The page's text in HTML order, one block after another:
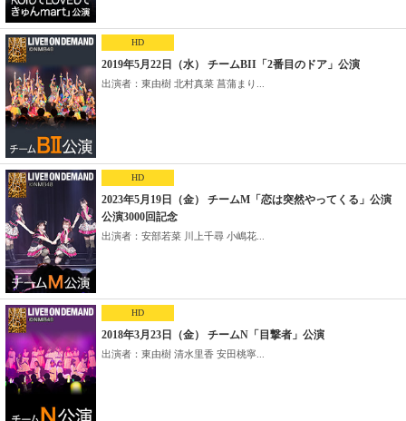
HD
2019年5月22日（水） チームBII「2番目のドア」公演
出演者：東由樹 北村真菜 菖蒲まり...
HD
2023年5月19日（金） チームM「恋は突然やってくる」公演
公演3000回記念
出演者：安部若菜 川上千尋 小嶋花...
HD
2018年3月23日（金） チームN「目撃者」公演
出演者：東由樹 清水里香 安田桃寧...